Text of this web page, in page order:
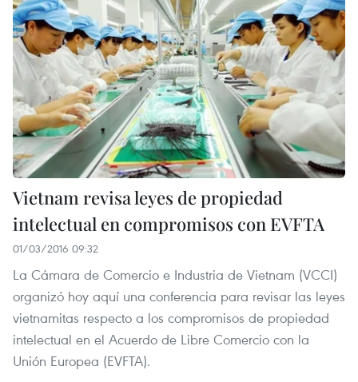
Vietnam revisa leyes de propiedad
intelectual en compromisos con EVFTA
01/03/2016 09:32
La Cámara de Comercio e Industria de Vietnam (VCCI)
organizó hoy aquí una conferencia para revisar las leyes
vietnamitas respecto a los compromisos de propiedad
intelectual en el Acuerdo de Libre Comercio con la
Unión Europea (EVFTA).